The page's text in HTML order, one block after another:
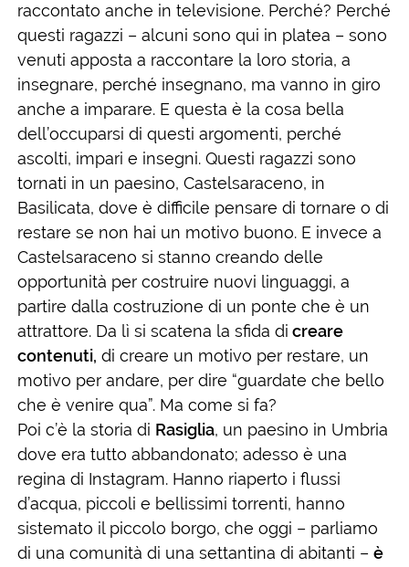
raccontato anche in televisione. Perché? Perché
questi ragazzi – alcuni sono qui in platea – sono
venuti apposta a raccontare la loro storia, a
insegnare, perché insegnano, ma vanno in giro
anche a imparare. E questa è la cosa bella
dell’occuparsi di questi argomenti, perché
ascolti, impari e insegni. Questi ragazzi sono
tornati in un paesino, Castelsaraceno, in
Basilicata, dove è difficile pensare di tornare o di
restare se non hai un motivo buono. E invece a
Castelsaraceno si stanno creando delle
opportunità per costruire nuovi linguaggi, a
partire dalla costruzione di un ponte che è un
attrattore. Da lì si scatena la sfida di creare
contenuti, di creare un motivo per restare, un
motivo per andare, per dire “guardate che bello
che è venire qua”. Ma come si fa?
Poi c’è la storia di Rasiglia, un paesino in Umbria
dove era tutto abbandonato; adesso è una
regina di Instagram. Hanno riaperto i flussi
d’acqua, piccoli e bellissimi torrenti, hanno
sistemato il piccolo borgo, che oggi – parliamo
di una comunità di una settantina di abitanti – è